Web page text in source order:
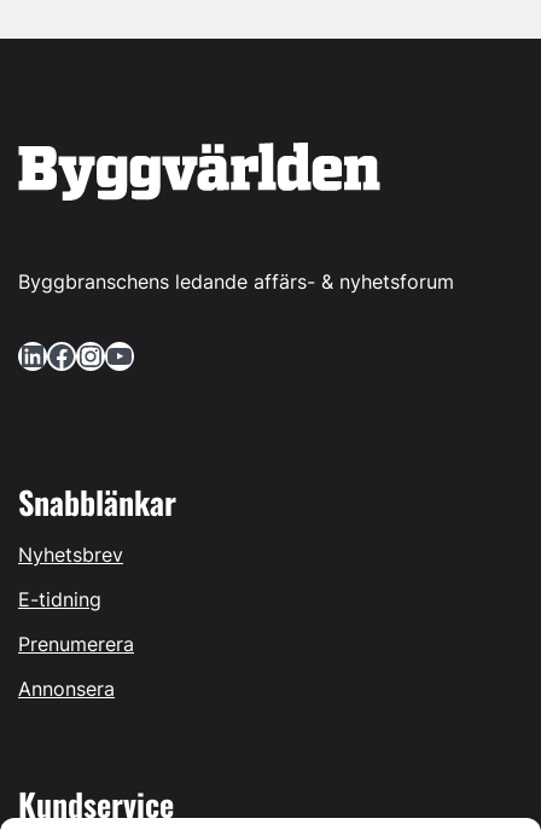
Byggbranschens ledande affärs- & nyhetsforum
LinkedIn Facebook InstagramYouTube
Snabblänkar
Nyhetsbrev
E-tidning
Prenumerera
Annonsera
Kundservice